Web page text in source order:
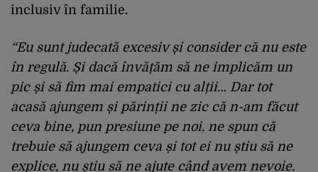
inclusiv în familie.
“Eu sunt judecată excesiv și consider că nu este
în regulă. Și dacă învățăm să ne implicăm un
pic și să fim mai empatici cu alții… Dar tot
acasă ajungem și părinții ne zic că n-am făcut
ceva bine, pun presiune pe noi, ne spun că
trebuie să ajungem ceva și tot ei nu știu să ne
explice, nu știu să ne ajute când avem nevoie.